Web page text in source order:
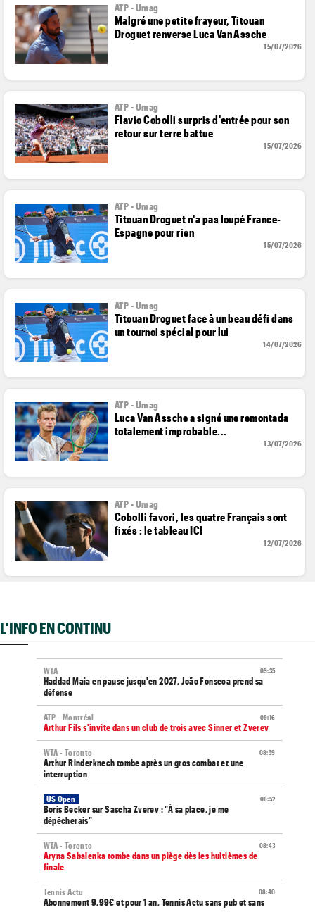
ATP - Umag
Malgré une petite frayeur, Titouan
Droguet renverse Luca Van Assche
15/07/2026
ATP - Umag
Flavio Cobolli surpris d'entrée pour son
retour sur terre battue
15/07/2026
ATP - Umag
Titouan Droguet n'a pas loupé France-
Espagne pour rien
15/07/2026
ATP - Umag
Titouan Droguet face à un beau défi dans
un tournoi spécial pour lui
14/07/2026
ATP - Umag
Luca Van Assche a signé une remontada
totalement improbable...
13/07/2026
ATP - Umag
Cobolli favori, les quatre Français sont
fixés : le tableau ICI
12/07/2026
L'INFO EN CONTINU
09:35
WTA
Haddad Maia en pause jusqu'en 2027, João Fonseca prend sa
défense
09:16
ATP - Montréal
Arthur Fils s'invite dans un club de trois avec Sinner et Zverev
08:59
WTA - Toronto
Arthur Rinderknech tombe après un gros combat et une
interruption
08:52
US Open
Boris Becker sur Sascha Zverev : "À sa place, je me
dépêcherais"
08:43
WTA - Toronto
Aryna Sabalenka tombe dans un piège dès les huitièmes de
finale
08:40
Tennis Actu
Abonnement 9,99€ et pour 1 an, Tennis Actu sans pub et sans